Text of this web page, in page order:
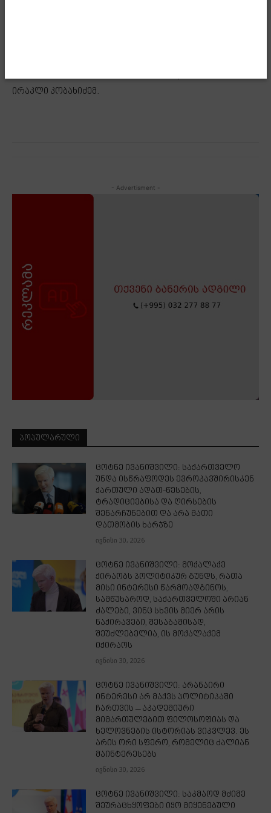
ირაკლი კობახიძემ.
- Advertisment -
ᲞᲝᲞᲣᲚᲐᲠᲣᲚᲘ
ცოტნე ივანიშვილი: საქართველო
უნდა ისწრაფოდეს ევროკავშირისკენ
ქართული ადათ-წესების,
ტრადიციებისა და ღირსების
შენარჩუნებით და არა მათი
დათმობის ხარჯზე
ივნისი 30, 2026
ცოტნე ივანიშვილი: მოქალაქე
ქირაობს პოლიტიკურ გუნდს, რათა
მისი ინტერესი წარმოადგინოს,
სამწუხაროდ, საქართველოში არიან
ძალები, ვინც სხვის მიერ არის
ნაქირავები, შესაბამისად,
შეუძლებელია, ის მოქალაქემ
იქირაოს
ივნისი 30, 2026
ცოტნე ივანიშვილი: არანაირი
ინტერესი არ მაქვს პოლიტიკაში
ჩართვის – აკადემიური
მიმართულებით ფილოსოფიას და
ხელოვნების ისტორიას ვიკვლევ. ეს
არის ორი სფერო, რომელიც ძალიან
მაინტერესებს
ივნისი 30, 2026
ცოტნე ივანიშვილი: საკმაოდ მძიმე
შეურაცხყოფები იყო მიყენებული